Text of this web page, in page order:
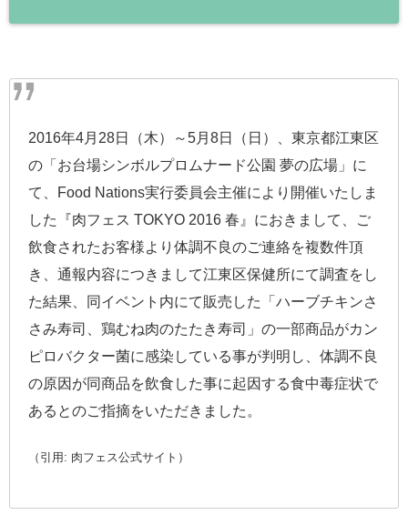
2016年4月28日（木）～5月8日（日）、東京都江東区
の「お台場シンボルプロムナード公園 夢の広場」に
て、Food Nations実行委員会主催により開催いたしま
した『肉フェス TOKYO 2016 春』におきまして、ご
飲食されたお客様より体調不良のご連絡を複数件頂
き、通報内容につきまして江東区保健所にて調査をし
た結果、同イベント内にて販売した「ハーブチキンさ
さみ寿司、鶏むね肉のたたき寿司」の一部商品がカン
ピロバクター菌に感染している事が判明し、体調不良
の原因が同商品を飲食した事に起因する食中毒症状で
あるとのご指摘をいただきました。
（引用: 肉フェス公式サイト）